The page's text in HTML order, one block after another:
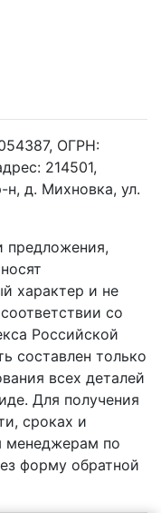
ОГРН:
214501,
д. Михновка, ул.
предложения,
характер и не
со
Российской
составлен только
всех деталей
Для получения
сроках и
менеджерам по
форму обратной